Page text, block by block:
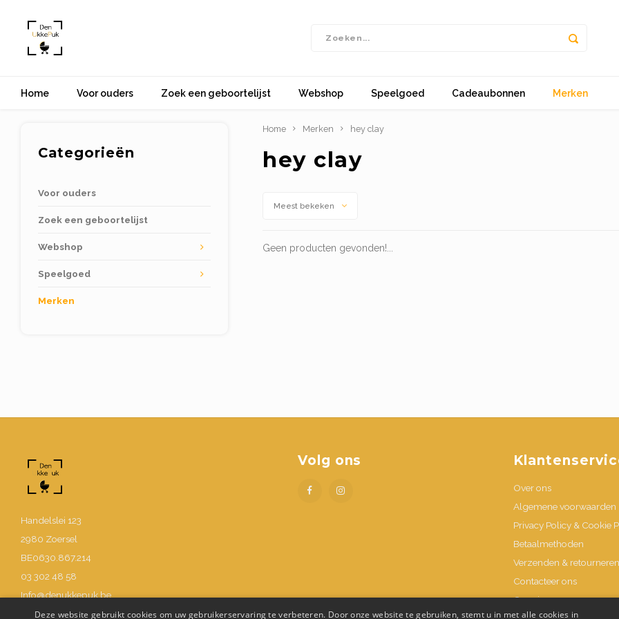
Home Voor ouders Zoek een geboortelijst Webshop Speelgoed Cadeaubonnen Merken
Categorieën
Voor ouders
Zoek een geboortelijst
Webshop
Speelgoed
Merken
Home Merken hey clay
hey clay
Meest bekeken
Geen producten gevonden!...
Handelslei 123
2980 Zoersel
BE0630.867.214
03 302 48 58
Info@denukkepuk.be
Volg ons
Over ons
Algemene voorwaarden
Privacy Policy & Cookie
Betaalmethoden
Verzenden &
Contacteer ons
Openingsuren
Deze website gebruikt cookies om uw gebruikerservaring te verbeteren. Door onze website te gebruiken, stemt u in met alle cookies in